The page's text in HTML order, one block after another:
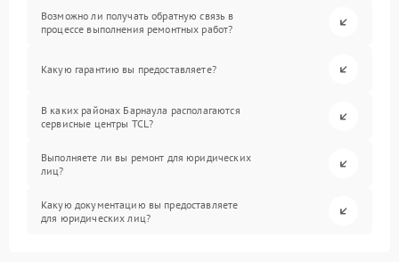
Возможно ли получать обратную связь в
процессе выполнения ремонтных работ?
Какую гарантию вы предоставляете?
В каких районах Барнаула располагаются
сервисные центры TCL?
Выполняете ли вы ремонт для юридических
лиц?
Какую документацию вы предоставляете
для юридических лиц?